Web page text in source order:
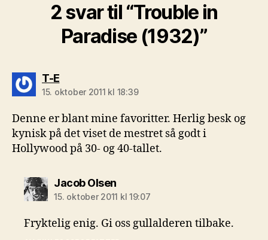
2 svar til “Trouble in
Paradise (1932)”
T-Esier:
15. oktober 2011 kl 18:39
Denne er blant mine favoritter. Herlig besk og
kynisk på det viset de mestret så godt i
Hollywood på 30- og 40-tallet.
Jacob Olsensier:
15. oktober 2011 kl 19:07
Fryktelig enig. Gi oss gullalderen tilbake.